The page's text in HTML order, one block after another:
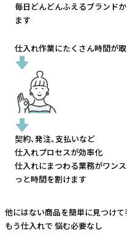
毎日どんどんふえるブランド
ます
仕入れ作業にたくさん時間が
契約、発注、支払いなど
仕入れプロセスが効率化
仕入れにまつわる業務がワンス
っと時間を割けます
他にはない商品を簡単に見つけて
もう仕入れで 悩む必要なし